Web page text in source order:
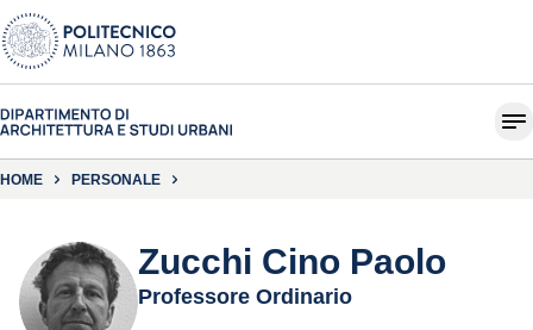
HOME PERSONALE
Zucchi Cino Paolo
Professore Ordinario